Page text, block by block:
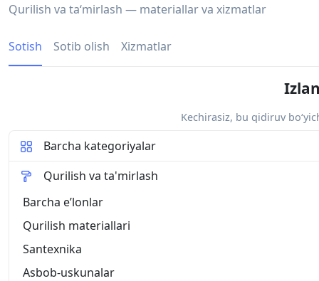
Qurilish va taʻmirlash — materiallar va xizmatlar
Sotish Sotib olish Xizmatlar
Kechirasiz, bu qidiruv
Barcha kategoriyalar
Qurilish va ta'mirlash
Barcha eʼlonlar
Qurilish materiallari
Santexnika
Asbob-uskunalar